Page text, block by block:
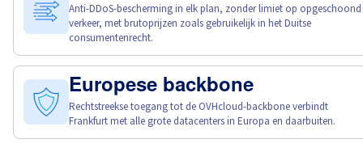
Anti-DDoS-bescherming in elk plan, zonder limiet op opgeschoond
verkeer, met brutoprijzen zoals gebruikelijk in het Duitse
consumentenrecht.
Europese backbone
Rechtstreekse toegang tot de OVHcloud-backbone verbindt
Frankfurt met alle grote datacenters in Europa en daarbuiten.